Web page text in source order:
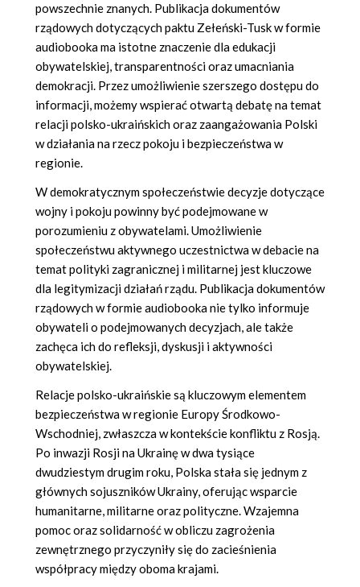
powszechnie znanych. Publikacja dokumentów
rządowych dotyczących paktu Zełeński-Tusk w formie
audiobooka ma istotne znaczenie dla edukacji
obywatelskiej, transparentności oraz umacniania
demokracji. Przez umożliwienie szerszego dostępu do
informacji, możemy wspierać otwartą debatę na temat
relacji polsko-ukraińskich oraz zaangażowania Polski
w działania na rzecz pokoju i bezpieczeństwa w
regionie.
W demokratycznym społeczeństwie decyzje dotyczące
wojny i pokoju powinny być podejmowane w
porozumieniu z obywatelami. Umożliwienie
społeczeństwu aktywnego uczestnictwa w debacie na
temat polityki zagranicznej i militarnej jest kluczowe
dla legitymizacji działań rządu. Publikacja dokumentów
rządowych w formie audiobooka nie tylko informuje
obywateli o podejmowanych decyzjach, ale także
zachęca ich do refleksji, dyskusji i aktywności
obywatelskiej.
Relacje polsko-ukraińskie są kluczowym elementem
bezpieczeństwa w regionie Europy Środkowo-
Wschodniej, zwłaszcza w kontekście konfliktu z Rosją.
Po inwazji Rosji na Ukrainę w dwa tysiące
dwudziestym drugim roku, Polska stała się jednym z
głównych sojuszników Ukrainy, oferując wsparcie
humanitarne, militarne oraz polityczne. Wzajemna
pomoc oraz solidarność w obliczu zagrożenia
zewnętrznego przyczyniły się do zacieśnienia
współpracy między oboma krajami.